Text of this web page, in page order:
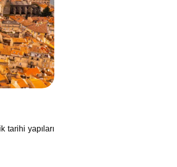
tarihi yapıları